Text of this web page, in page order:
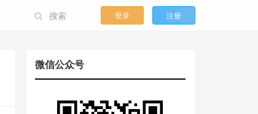
登录 注册
微信公众号